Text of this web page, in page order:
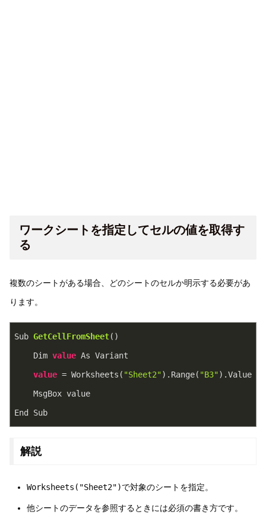
ワークシートを指定してセルの値を取得す
る
複数のシートがある場合、どのシートのセルか明示する必要があ
ります。
Sub GetCellFromSheet( )
    Dim
value As Variant
value = Worksheets( "Sheet2").Range( "B3").Value
    MsgBox value
End Sub
解説
Worksheets("Sheet2")で対象のシートを指定。
他シートのデータを参照するときには必須の書き方です。